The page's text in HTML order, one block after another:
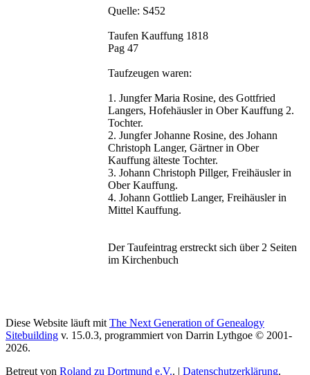
Quelle: S452
Taufen Kauffung 1818
Pag 47
Taufzeugen waren:
1. Jungfer Maria Rosine, des Gottfried
Langers, Hofehäusler in Ober Kauffung 2.
Tochter.
2. Jungfer Johanne Rosine, des Johann
Christoph Langer, Gärtner in Ober
Kauffung älteste Tochter.
3. Johann Christoph Pillger, Freihäusler in
Ober Kauffung.
4. Johann Gottlieb Langer, Freihäusler in
Mittel Kauffung.
Der Taufeintrag erstreckt sich über 2 Seiten
im Kirchenbuch
Diese Website läuft mit The Next Generation of Genealogy
Sitebuilding v. 15.0.3, programmiert von Darrin Lythgoe © 2001-
2026.
Betreut von Roland zu Dortmund e.V.. | Datenschutzerklärung.